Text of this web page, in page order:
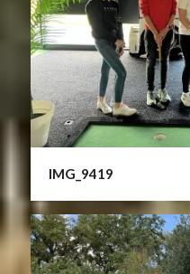
IMG_9419